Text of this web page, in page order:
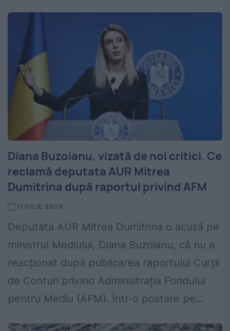
Diana Buzoianu, vizată de noi critici. Ce
reclamă deputata AUR Mitrea
Dumitrina după raportul privind AFM
11 IULIE 2026
Deputata AUR Mitrea Dumitrina o acuză pe
ministrul Mediului, Diana Buzoianu, că nu a
reacționat după publicarea raportului Curții
de Conturi privind Administrația Fondului
pentru Mediu (AFM). Într-o postare pe...